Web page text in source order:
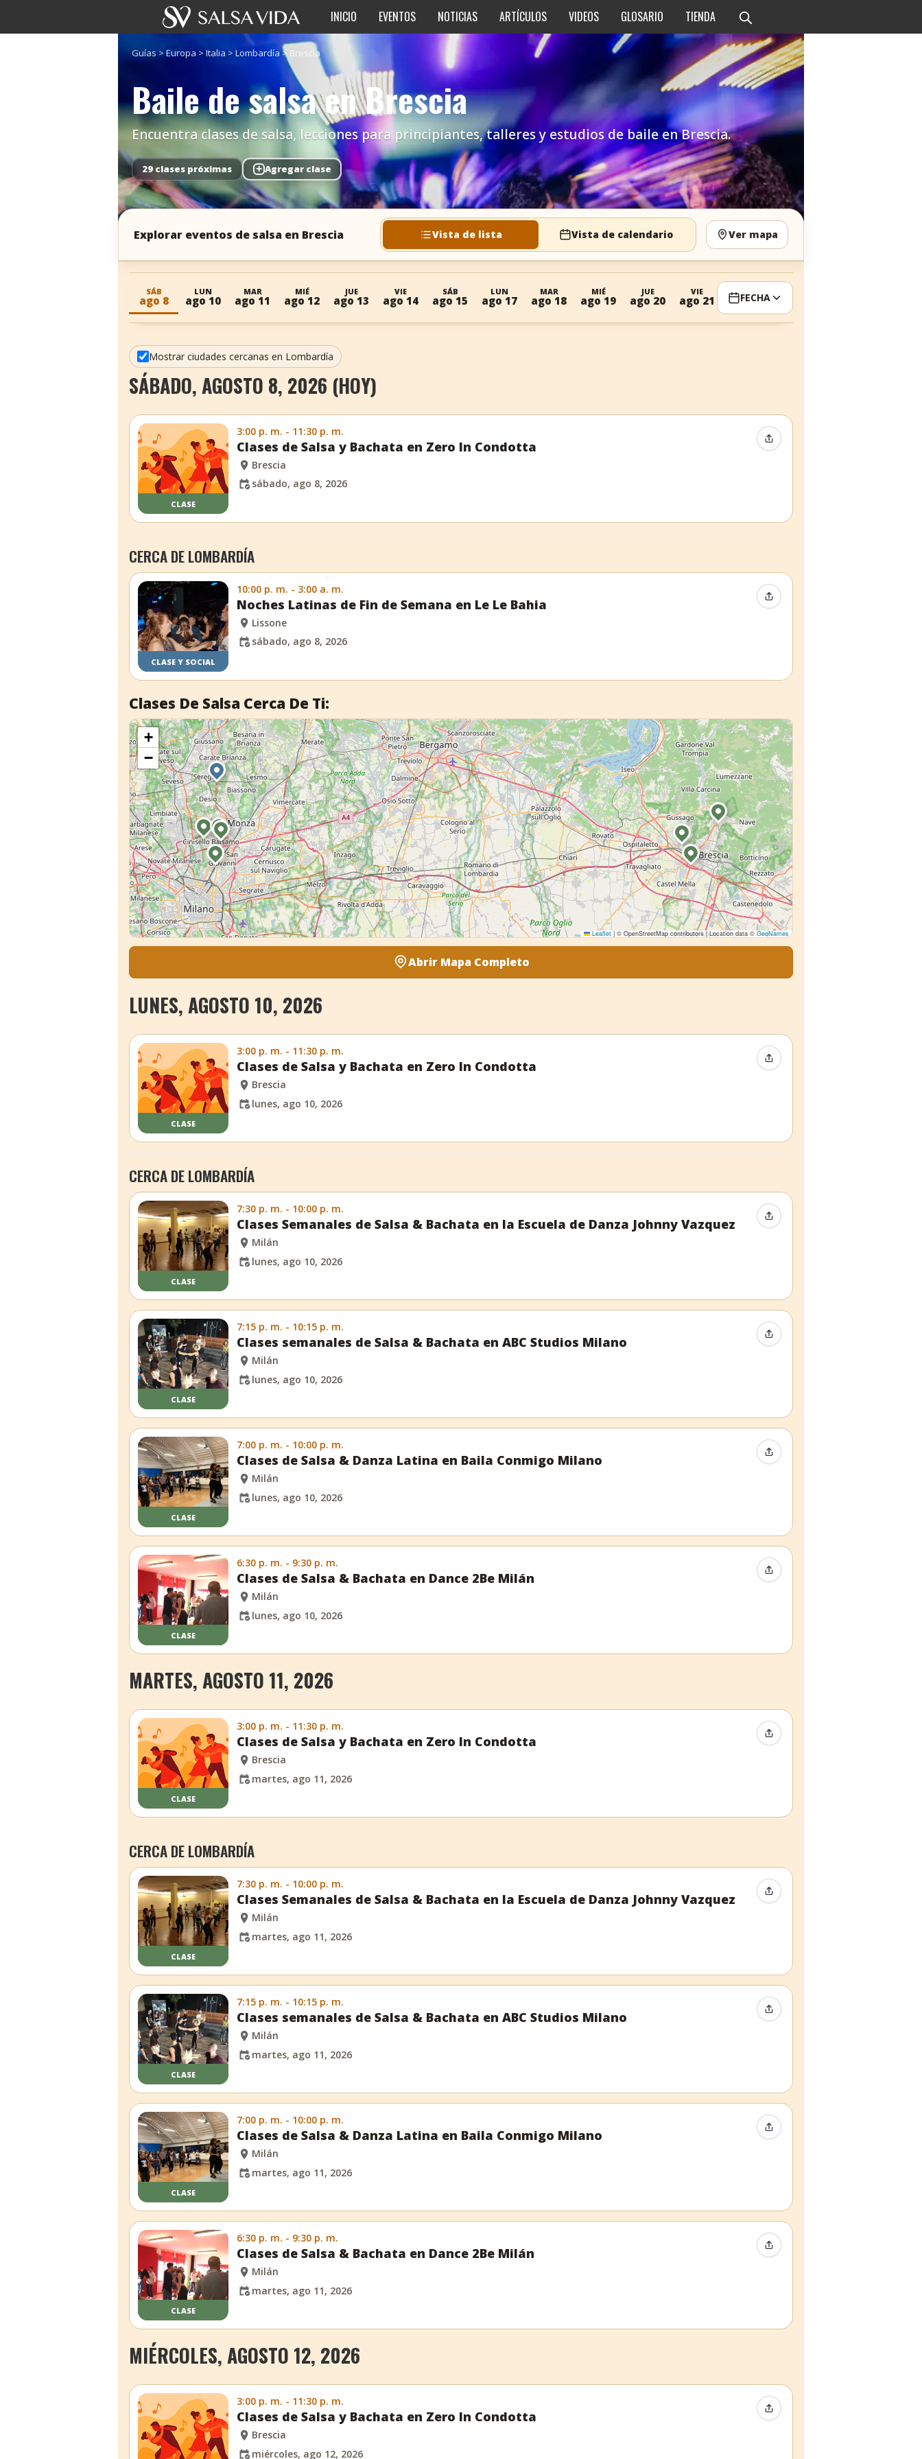
INICIO EVENTOS NOTICIAS ARTÍCULOS VIDEOS GLOSARIO TIENDA
Guías >Europa > Italia > Lombardía > Brescia
Baile de salsa en Brescia
Encuentra clases de salsa, lecciones para principiantes, talleres y estudios de baile en Brescia.
29 clases próximas + Agregar clase
Explorar eventos de salsa en Brescia Vista de lista Vista de calendario Ver mapa
SÁB
ago 8
LUN
ago 10
MAR
ago 11
MIÉ
ago 12
JUE
ago 13
VIE
ago 14
SÁB
ago 15
LUN
ago 17
MAR
ago 18
MIÉ
ago 19
JUE
ago 20
VIE
ago 21 FECHA
Mostrar ciudades cercanas en Lombardía
SÁBADO, AGOSTO 8, 2026 (HOY)
CLASE
3:00 p. m. - 11:30 p. m.
Clases de Salsa y Bachata en Zero In Condotta
Brescia
sábado, ago 8, 2026
Compartir evento
CERCA DE LOMBARDÍA
CLASE Y SOCIAL
10:00 p. m. - 3:00 a. m.
Noches Latinas de Fin de Semana en Le Le Bahia
Lissone
sábado, ago 8, 2026
Compartir evento
Clases De Salsa Cerca De Ti:
+
−
Leaflet | © OpenStreetMap contributors | Location data ©GeoNames
Abrir Mapa Completo
LUNES, AGOSTO 10, 2026
CLASE
3:00 p. m. - 11:30 p. m.
Clases de Salsa y Bachata en Zero In Condotta
Brescia
lunes, ago 10, 2026
Compartir evento
CERCA DE LOMBARDÍA
CLASE
7:30 p. m. - 10:00 p. m.
Clases Semanales de Salsa & Bachata en la Escuela de Danza Johnny Vazquez
Milán
lunes, ago 10, 2026
Compartir evento
CLASE
7:15 p. m. - 10:15 p. m.
Clases semanales de Salsa & Bachata en ABC Studios Milano
Milán
lunes, ago 10, 2026
Compartir evento
CLASE
7:00 p. m. - 10:00 p. m.
Clases de Salsa & Danza Latina en Baila Conmigo Milano
Milán
lunes, ago 10, 2026
Compartir evento
CLASE
6:30 p. m. - 9:30 p. m.
Clases de Salsa & Bachata en Dance 2Be Milán
Milán
lunes, ago 10, 2026
Compartir evento
MARTES, AGOSTO 11, 2026
CLASE
3:00 p. m. - 11:30 p. m.
Clases de Salsa y Bachata en Zero In Condotta
Brescia
martes, ago 11, 2026
Compartir evento
CERCA DE LOMBARDÍA
CLASE
7:30 p. m. - 10:00 p. m.
Clases Semanales de Salsa & Bachata en la Escuela de Danza Johnny Vazquez
Milán
martes, ago 11, 2026
Compartir evento
CLASE
7:15 p. m. - 10:15 p. m.
Clases semanales de Salsa & Bachata en ABC Studios Milano
Milán
martes, ago 11, 2026
Compartir evento
CLASE
7:00 p. m. - 10:00 p. m.
Clases de Salsa & Danza Latina en Baila Conmigo Milano
Milán
martes, ago 11, 2026
Compartir evento
CLASE
6:30 p. m. - 9:30 p. m.
Clases de Salsa & Bachata en Dance 2Be Milán
Milán
martes, ago 11, 2026
Compartir evento
MIÉRCOLES, AGOSTO 12, 2026
3:00 p. m. - 11:30 p. m.
Clases de Salsa y Bachata en Zero In Condotta
Brescia
miércoles, ago 12, 2026
Compartir evento